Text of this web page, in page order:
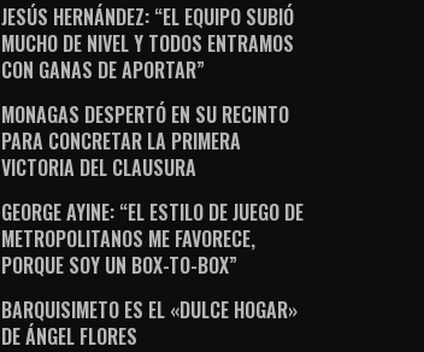
JESÚS HERNÁNDEZ: “EL EQUIPO SUBIÓ
MUCHO DE NIVEL Y TODOS ENTRAMOS
CON GANAS DE APORTAR”
MONAGAS DESPERTÓ EN SU RECINTO
PARA CONCRETAR LA PRIMERA
VICTORIA DEL CLAUSURA
GEORGE AYINE: “EL ESTILO DE JUEGO DE
METROPOLITANOS ME FAVORECE,
PORQUE SOY UN BOX-TO-BOX”
BARQUISIMETO ES EL «DULCE HOGAR»
DE ÁNGEL FLORES